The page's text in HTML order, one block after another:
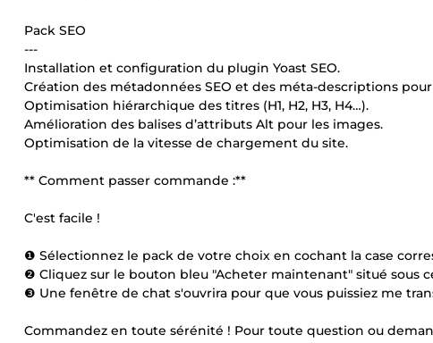
Pack SEO
---
Installation et configuration du plugin Yoast SEO.
Création des métadonnées SEO et des méta-descriptions
Optimisation hiérarchique des titres (H1, H2, H3, H4…).
Amélioration des balises d’attributs Alt pour les images.
Optimisation de la vitesse de chargement du site.
** Comment passer commande :**
C'est facile !
❶ Sélectionnez le pack de votre choix en cochant la case
❷ Cliquez sur le bouton bleu "Acheter maintenant" situé sous
❸ Une fenêtre de chat s'ouvrira pour que vous puissiez me
Commandez en toute sérénité ! Pour toute question ou